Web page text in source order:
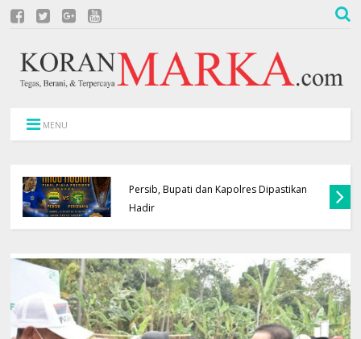
MENU
Pastikan Rotasi-Mutasi Menggunakan
Manajemen Talenta Terintegrasi BKN